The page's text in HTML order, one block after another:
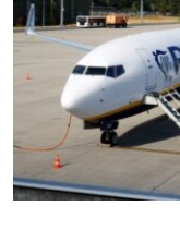
СПОРТ
АРХИВ
Հայերեն
English
Русский